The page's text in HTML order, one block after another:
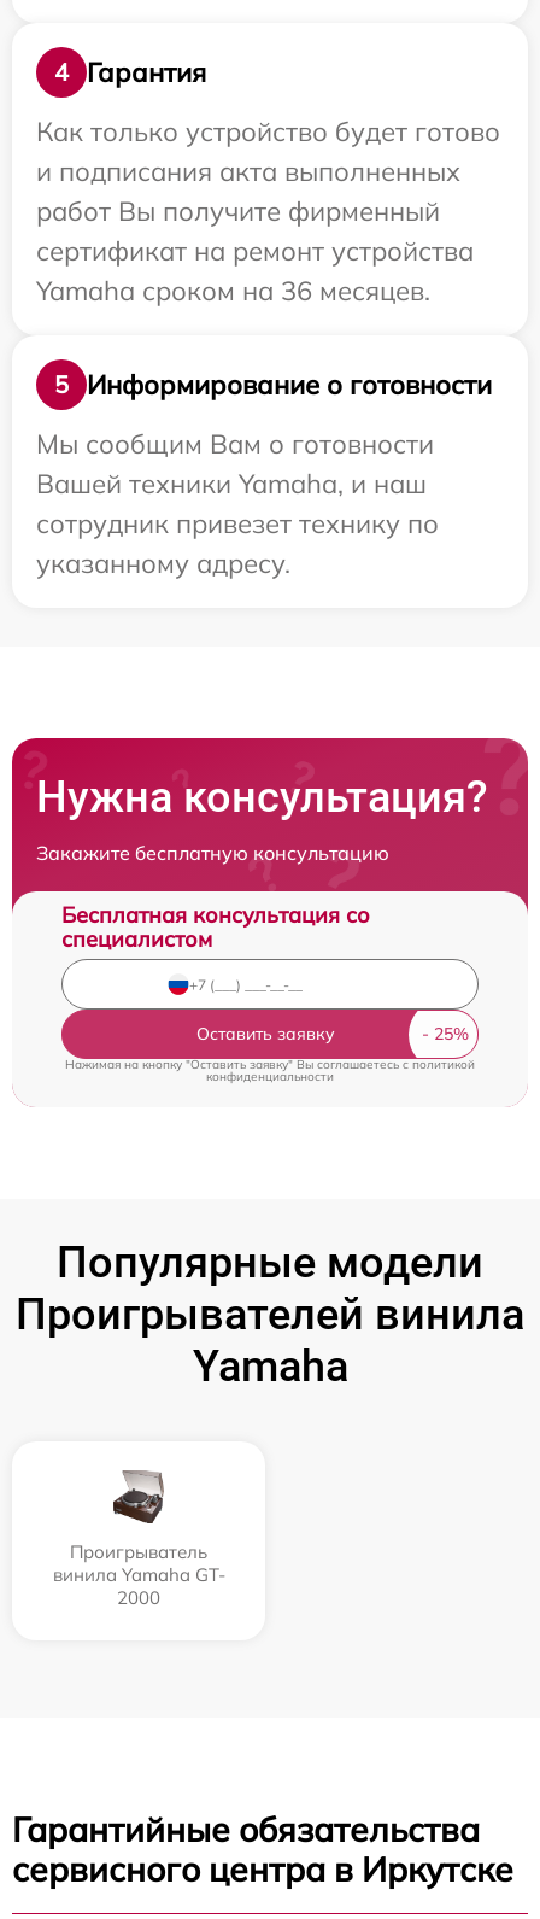
4
Гарантия
Как только устройство будет готово
и подписания акта выполненных
работ Вы получите фирменный
сертификат на ремонт устройства
Yamaha сроком на 36 месяцев.
5
Информирование о готовности
Мы сообщим Вам о готовности
Вашей техники Yamaha, и наш
сотрудник привезет технику по
указанному адресу.
Нужна консультация?
Закажите бесплатную консультацию
Бесплатная консультация со
специалистом
Оставить заявку
Нажимая на кнопку "Оставить заявку" Вы соглашаетесь cполитикой
конфиденциальности
Популярные модели
Проигрывателей винила
Yamaha
Проигрыватель
винила Yamaha GT-
2000
Гарантийные обязательства
сервисного центра в Иркутске